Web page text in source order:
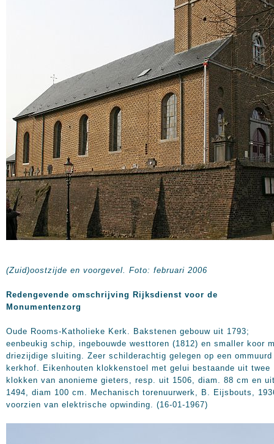
(Zuid)oostzijde en voorgevel. Foto: februari 2006
Redengevende omschrijving Rijksdienst voor de
Monumentenzorg
Oude Rooms-Katholieke Kerk. Bakstenen gebouw uit 1793;
eenbeukig schip, ingebouwde westtoren (1812) en smaller koor
driezijdige sluiting. Zeer schilderachtig gelegen op een ommuurd
kerkhof. Eikenhouten klokkenstoel met gelui bestaande uit twee
klokken van anonieme gieters, resp. uit 1506, diam. 88 cm en
1494, diam 100 cm. Mechanisch torenuurwerk, B. Eijsbouts,
voorzien van elektrische opwinding. (16-01-1967)